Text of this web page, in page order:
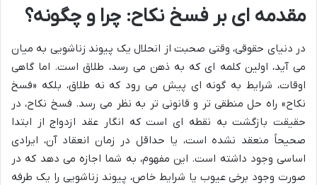
مقدمه ای بر فسخ نکاح: چرا و چگونه؟
در دنیای حقوقی، وقتی صحبت از انحلال یک پیوند زناشویی به میان
می آید، اولین کلمه ای که به ذهن می رسد، طلاق است. اما گاهی
اوقات، شرایط به گونه ای پیش می رود که نه طلاق، بلکه «فسخ
نکاح» راه حل منطقی تر و قانونی تر به نظر می رسد. فسخ نکاح، در
حقیقت بازگشت به نقطه ای است که انگار عقد ازدواج از ابتدا
صحیحاً منعقد نشده است، یا حداقل در زمان انعقاد آن، ایرادی
اساسی وجود داشته است. این مفهوم، به شما اجازه می دهد که در
صورت وجود برخی عیوب یا شرایط خاص، پیوند زناشویی را یک طرفه